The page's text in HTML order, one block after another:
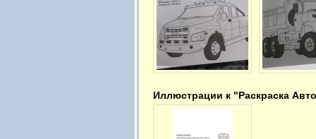
Иллюстрации к "Раскраска